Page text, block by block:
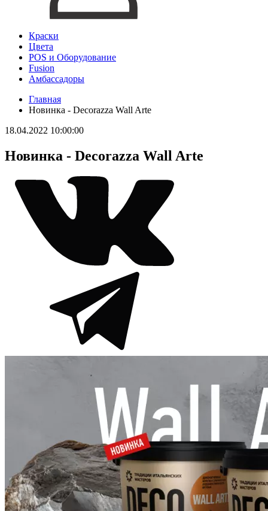
Краски
Цвета
POS и Оборудование
Fusion
Амбассадоры
Главная
Новинка - Decorazza Wall Arte
18.04.2022 10:00:00
Новинка - Decorazza Wall Arte